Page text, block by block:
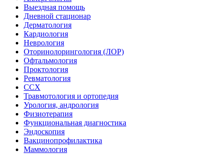
Выездная помощь
Дневной стационар
Дерматология
Кардиология
Неврология
Оторинолорингология (ЛОР)
Офтальмология
Проктология
Ревматология
ССХ
Травмотология и ортопедия
Урология, андрология
Физиотерапия
Функциональная диагностика
Эндоскопия
Вакцинопрофилактика
Маммология